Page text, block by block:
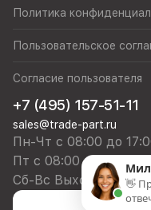
Политика
Пользовательское
Согласие пользователя
+7 (495) 157-51-11
sales@trade-part.ru
Пн-Чт с 08:00 до
Пт с 08:00 до 16:00
Сб-Вс Выходной 👋